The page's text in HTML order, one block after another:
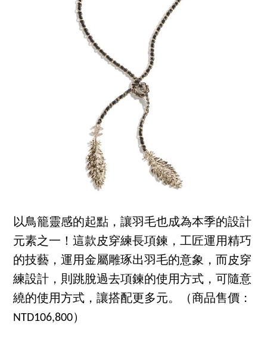
以鳥籠靈感的起點，讓羽毛也成為本季的設計
元素之一！這款皮穿練長項鍊，工匠運用精巧
的技藝，運用金屬雕琢出羽毛的意象，而皮穿
練設計，則跳脫過去項鍊的使用方式，可隨意
繞的使用方式，讓搭配更多元。（商品售價：
NTD106,800）